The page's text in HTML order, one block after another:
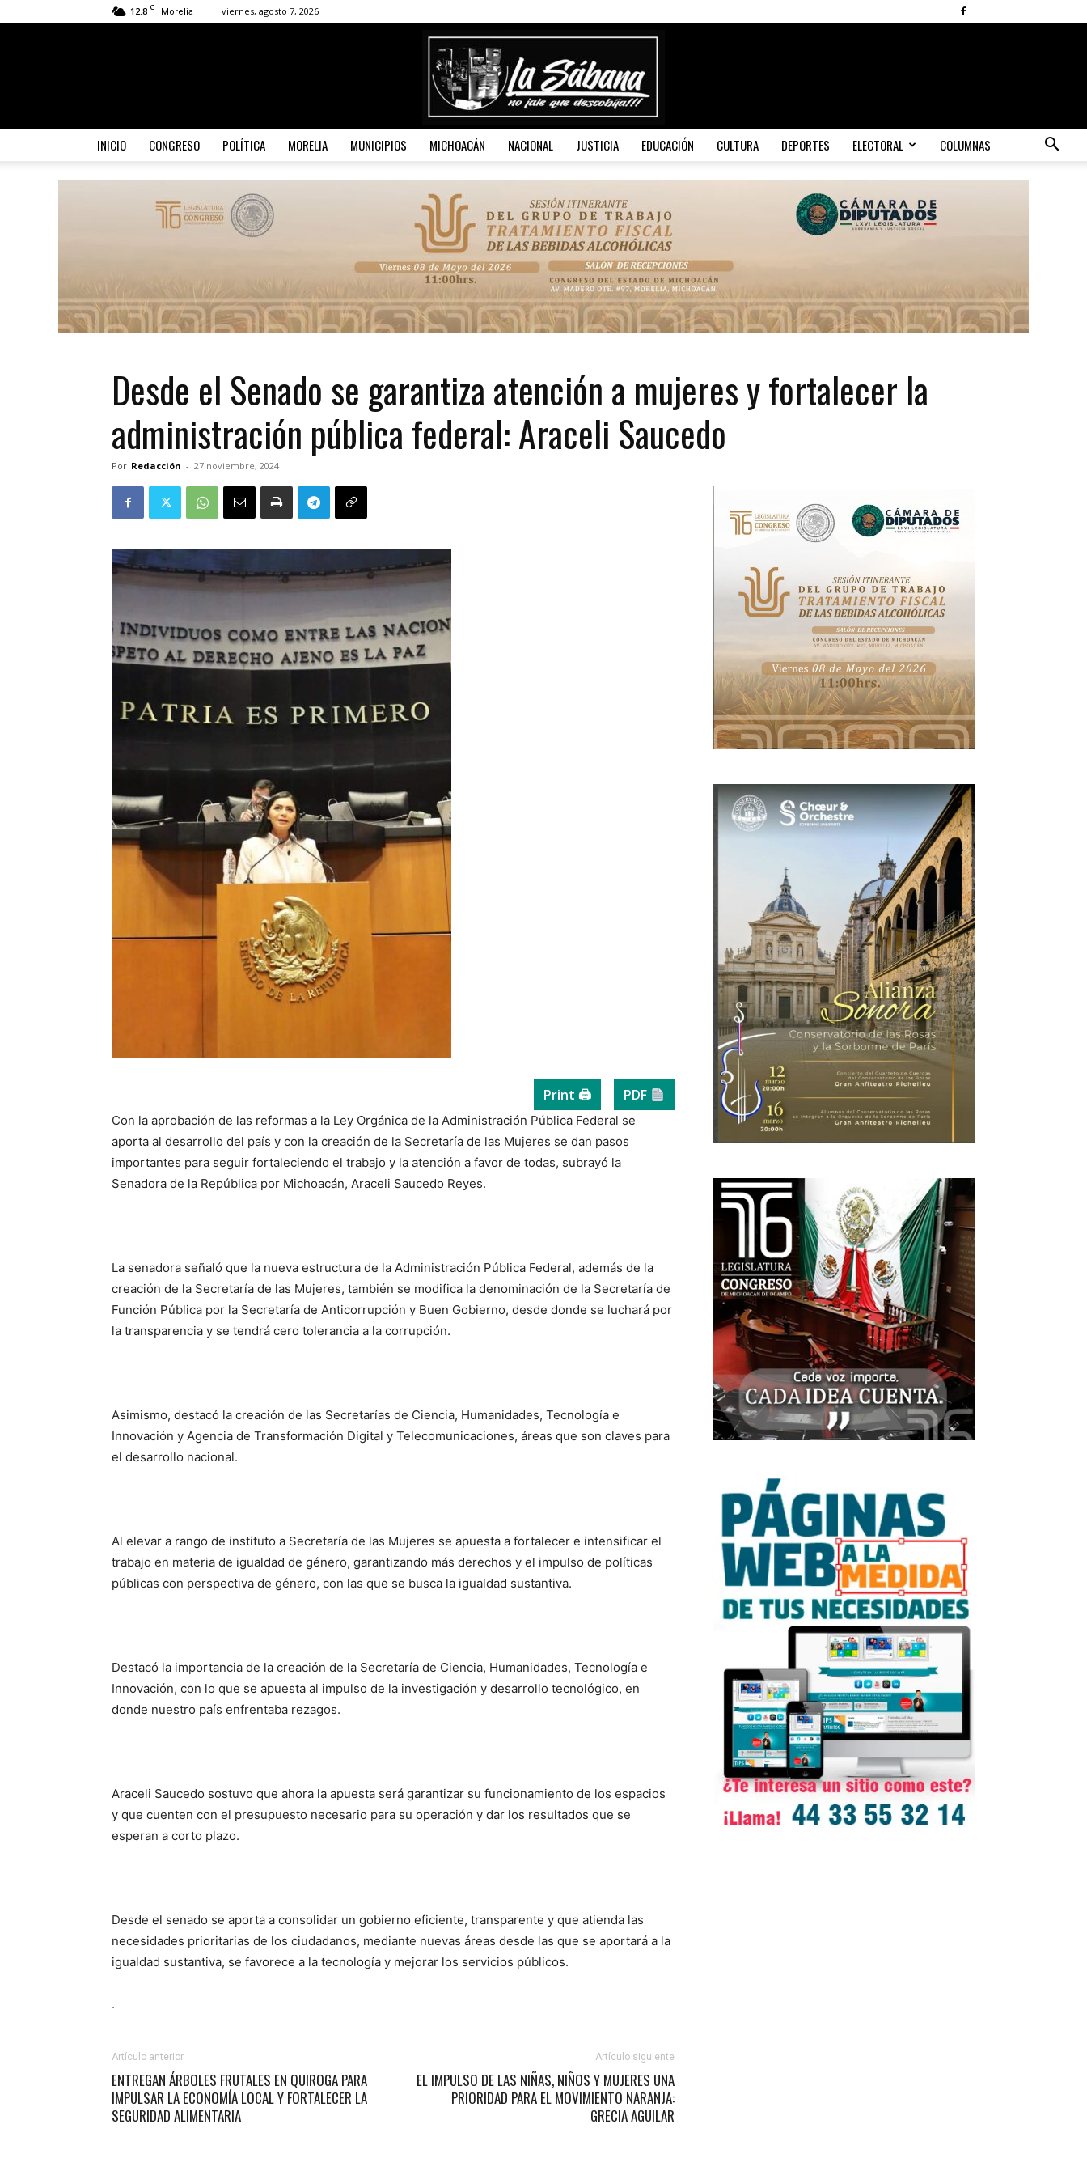
12.8 C Morelia viernes, agosto 7, 2026
Sábana
INICIO CONGRESO POLÍTICA MORELIA MUNICIPIOS MICHOACÁN NACIONAL JUSTICIA EDUCACIÓN CULTURA DEPORTES ELECTORAL COLUMNAS
Desde el Senado se garantiza atención a mujeres y fortalecer la
administración pública federal: Araceli Saucedo
Por Redacción - 27 noviembre, 2024
Print 🖨 PDF
Con la aprobación de las reformas a la Ley Orgánica de la Administración Pública Federal se
aporta al desarrollo del país y con la creación de la Secretaría de las Mujeres se dan pasos
importantes para seguir fortaleciendo el trabajo y la atención a favor de todas, subrayó la
Senadora de la República por Michoacán, Araceli Saucedo Reyes.
La senadora señaló que la nueva estructura de la Administración Pública Federal, además de la
creación de la Secretaría de las Mujeres, también se modifica la denominación de la Secretaría de
Función Pública por la Secretaría de Anticorrupción y Buen Gobierno, desde donde se luchará por
la transparencia y se tendrá cero tolerancia a la corrupción.
Asimismo, destacó la creación de las Secretarías de Ciencia, Humanidades, Tecnología e
Innovación y Agencia de Transformación Digital y Telecomunicaciones, áreas que son claves para
el desarrollo nacional.
Al elevar a rango de instituto a Secretaría de las Mujeres se apuesta a fortalecer e intensificar el
trabajo en materia de igualdad de género, garantizando más derechos y el impulso de políticas
públicas con perspectiva de género, con las que se busca la igualdad sustantiva.
Destacó la importancia de la creación de la Secretaría de Ciencia, Humanidades, Tecnología e
Innovación, con lo que se apuesta al impulso de la investigación y desarrollo tecnológico, en
donde nuestro país enfrentaba rezagos.
Araceli Saucedo sostuvo que ahora la apuesta será garantizar su funcionamiento de los espacios
y que cuenten con el presupuesto necesario para su operación y dar los resultados que se
esperan a corto plazo.
Desde el senado se aporta a consolidar un gobierno eficiente, transparente y que atienda las
necesidades prioritarias de los ciudadanos, mediante nuevas áreas desde las que se aportará a la
igualdad sustantiva, se favorece a la tecnología y mejorar los servicios públicos.
.
Artículo anterior
ENTREGAN ÁRBOLES FRUTALES EN QUIROGA PARA
IMPULSAR LA ECONOMÍA LOCAL Y FORTALECER LA
SEGURIDAD ALIMENTARIA
Artículo siguiente
EL IMPULSO DE LAS NIÑAS, NIÑOS Y MUJERES UNA
PRIORIDAD PARA EL MOVIMIENTO NARANJA:
GRECIA AGUILAR